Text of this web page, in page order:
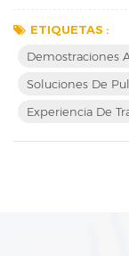
prestigiosa
plataforma
global.
ETIQUETAS :
Demostraciones
Soluciones De
Experiencia De